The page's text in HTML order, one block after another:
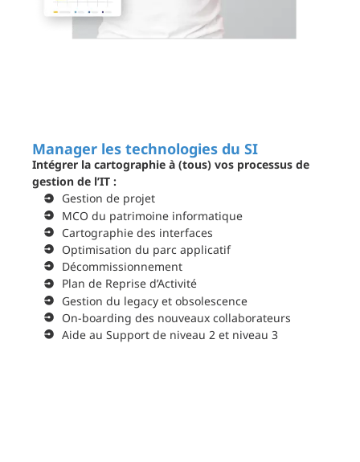
Manager les technologies du SI
Intégrer la cartographie à (tous) vos processus de
gestion de l’IT :
Gestion de projet
MCO du patrimoine informatique
Cartographie des interfaces
Optimisation du parc applicatif
Décommissionnement
Plan de Reprise d’Activité
Gestion du legacy et obsolescence
On-boarding des nouveaux collaborateurs
Aide au Support de niveau 2 et niveau 3